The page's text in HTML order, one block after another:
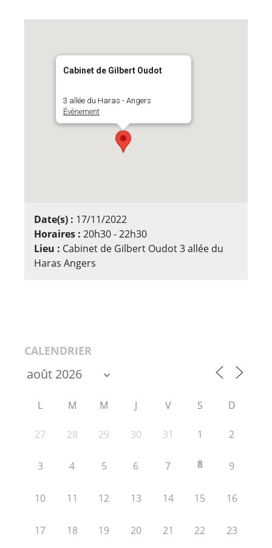
Cabinet de Gilbert Oudot
3 allée du Haras - Angers
Évènement
Date(s) : 17/11/2022
Horaires : 20h30 - 22h30
Lieu : Cabinet de Gilbert Oudot 3 allée du
Haras Angers
CALENDRIER
L M M J V S D
27 28 29 30 31 1 2
3 4 5 6 7 8 9
10 11 12 13 14 15 16
17 18 19 20 21 22 23